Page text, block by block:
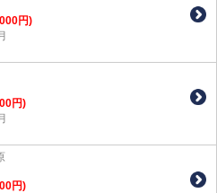
円)
円)
円)